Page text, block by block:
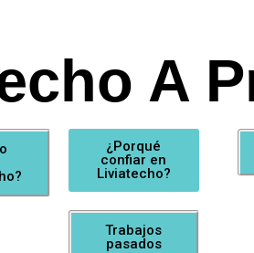
A
¿Porqué
confiar en
Liviatecho?
Trabajos
pasados